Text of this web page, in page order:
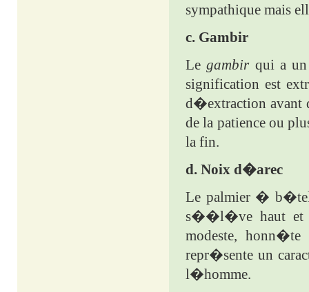
sympathique mais
c. Gambir
Legambirqui a un
signification est
d�extraction avant
de la patience ou
la fin.
d. Noix d�arec
Le palmier �
s��l�ve haut et
modeste,
repr�sente un
l�homme.